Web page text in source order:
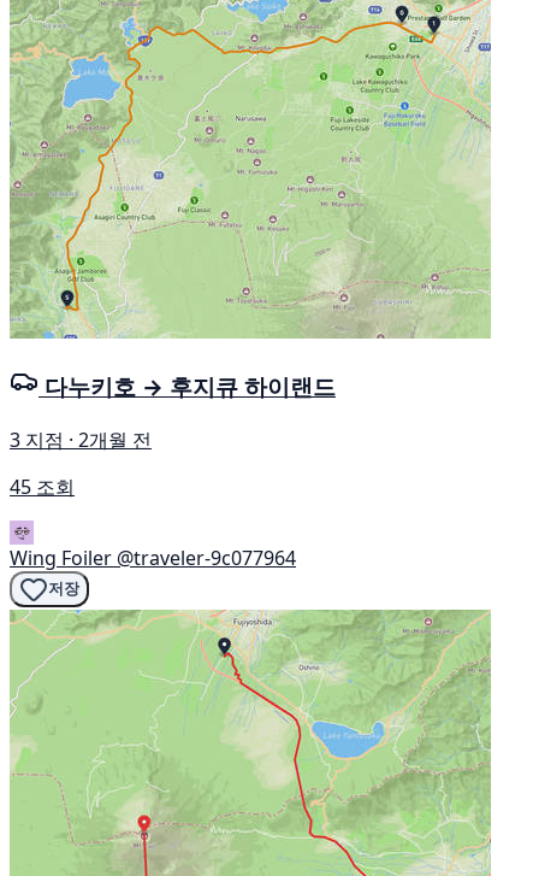
다누키호 → 후지큐 하이랜드
3 지점 · 2개월 전
45 조회
Wing Foiler @traveler-9c077964
저장